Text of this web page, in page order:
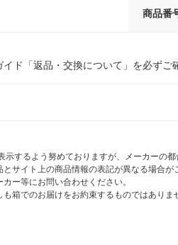
商品番
ド「返品・交換について」を必ずご
するよう努めておりますが、メーカーの
サイト上の商品情報の表記が異なる場合
ー等にお問い合わせください。
箱でのお届けをお約束するものではあり